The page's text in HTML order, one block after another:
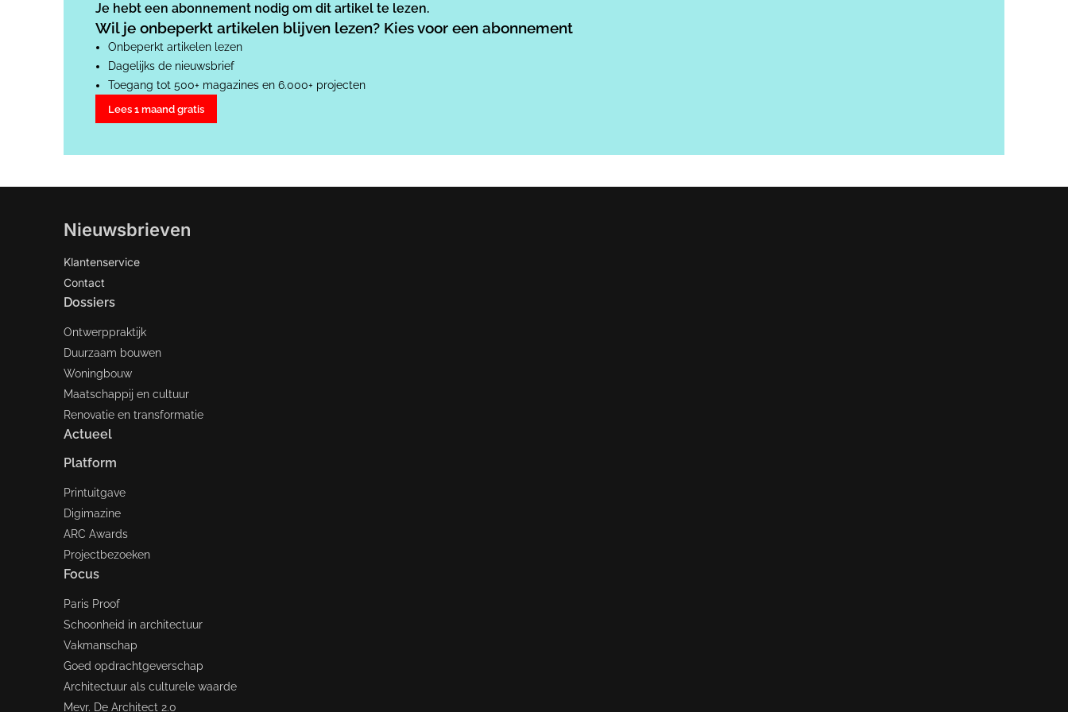
Je hebt een abonnement nodig om dit artikel te lezen.
Wil je onbeperkt artikelen blijven lezen? Kies voor een abonnement
Onbeperkt artikelen lezen
Dagelijks de nieuwsbrief
Toegang tot 500+ magazines en 6.000+ projecten
Lees 1 maand gratis
Nieuwsbrieven
Klantenservice
Contact
Dossiers
Ontwerppraktijk
Duurzaam bouwen
Woningbouw
Maatschappij en cultuur
Renovatie en transformatie
Actueel
Platform
Printuitgave
Digimazine
ARC Awards
Projectbezoeken
Focus
Paris Proof
Schoonheid in architectuur
Vakmanschap
Goed opdrachtgeverschap
Architectuur als culturele waarde
Mevr. De Architect 2.0